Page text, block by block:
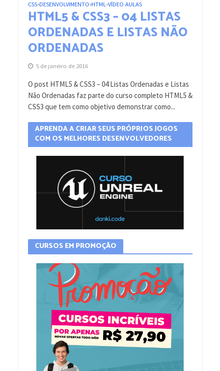
CSS•DESENVOLVIMENTO•HTML•VÍDEO AULAS
HTML5 & CSS3 – 04 LISTAS
ORDENADAS E LISTAS NÃO
ORDENADAS
5 de janeiro de 2016
O post HTML5 & CSS3 – 04 Listas Ordenadas e Listas
Não Ordenadas faz parte do curso completo HTML5 &
CSS3 que tem como objetivo demonstrar como...
APRENDA A CRIAR SEUS PRÓPRIOS JOGOS
COM OS MELHORES DESENVOLVEDORES
CURSOS EM PROMOÇÃO